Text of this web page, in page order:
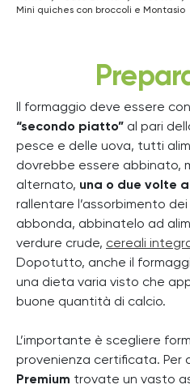
Mini quiches con broccoli e Montasio
Il formaggio deve essere
“secondo piatto” al pari
pesce e delle uova, tutti
dovrebbe essere abbinato,
alternato, una o due volte
rallentare l’assorbimento
abbonda, abbinatelo ad
verdure crude, cereali
Dopotutto, anche il
una dieta varia visto che
buone quantità di calcio.
L’importante è scegliere
provenienza certificata. Per
Premium trovate un vasto